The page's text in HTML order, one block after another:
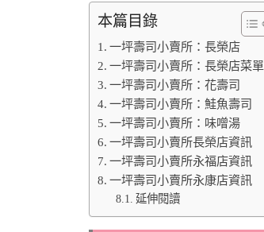
本篇目錄
一坪壽司小賣所：長榮店
一坪壽司小賣所：長榮店菜單
一坪壽司小賣所：花壽司
一坪壽司小賣所：鮭魚壽司
一坪壽司小賣所：味噌湯
一坪壽司小賣所長榮店資訊
一坪壽司小賣所永福店資訊
一坪壽司小賣所永康店資訊
延伸閱讀